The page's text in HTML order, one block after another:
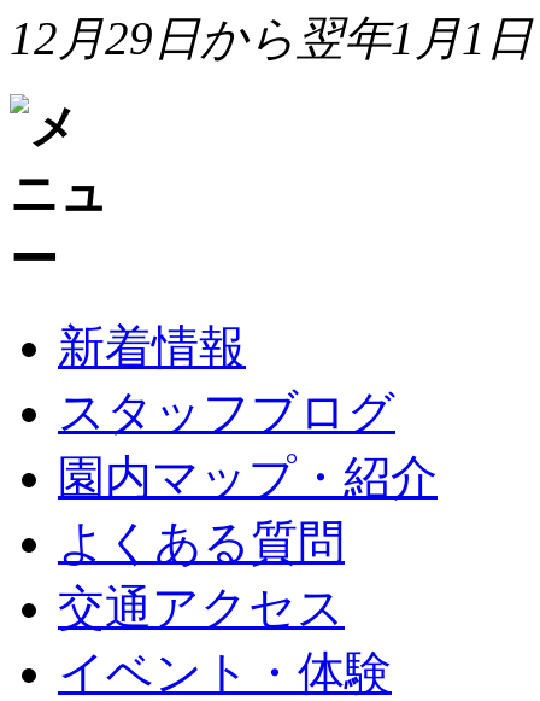
12月29日から翌年1月1日
新着情報
スタッフブログ
園内マップ・紹介
よくある質問
交通アクセス
イベント・体験